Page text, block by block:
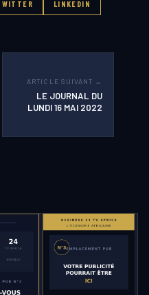
LINKEDIN
ARTICLE SUIVANT →
LE JOURNAL DU
LUNDI 16 MAI 2022